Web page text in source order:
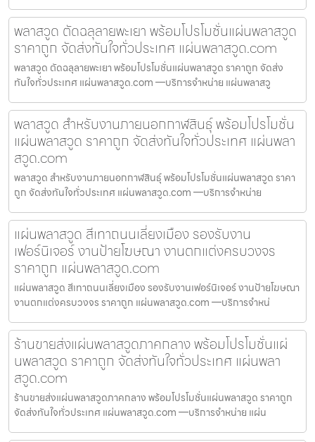
พลาสวูด ตัดฉลุลายพะเยา พร้อมโปรโมชั่นแผ่นพลาสวูด
ราคาถูก จัดส่งทันใจทั่วประเทศ แผ่นพลาสวูด.com
พลาสวูด ตัดฉลุลายพะเยา พร้อมโปรโมชั่นแผ่นพลาสวูด ราคาถูก จัดส่ง
ทันใจทั่วประเทศ แผ่นพลาสวูด.com —บริการจำหน่าย แผ่นพลาสวู
พลาสวูด สำหรับงานภายนอกกาฬสินธุ์ พร้อมโปรโมชั่น
แผ่นพลาสวูด ราคาถูก จัดส่งทันใจทั่วประเทศ แผ่นพลา
สวูด.com
พลาสวูด สำหรับงานภายนอกกาฬสินธุ์ พร้อมโปรโมชั่นแผ่นพลาสวูด ราคา
ถูก จัดส่งทันใจทั่วประเทศ แผ่นพลาสวูด.com —บริการจำหน่าย
แผ่นพลาสวูด สีเทาถนนเลี่ยงเมือง รองรับงาน
เฟอร์นิเจอร์ งานป้ายโฆษณา งานตกแต่งครบวงจร
ราคาถูก แผ่นพลาสวูด.com
แผ่นพลาสวูด สีเทาถนนเลี่ยงเมือง รองรับงานเฟอร์นิเจอร์ งานป้ายโฆษณา
งานตกแต่งครบวงจร ราคาถูก แผ่นพลาสวูด.com —บริการจำหน่
ร้านขายส่งแผ่นพลาสวูดภาคกลาง พร้อมโปรโมชั่นแผ่
นพลาสวูด ราคาถูก จัดส่งทันใจทั่วประเทศ แผ่นพลา
สวูด.com
ร้านขายส่งแผ่นพลาสวูดภาคกลาง พร้อมโปรโมชั่นแผ่นพลาสวูด ราคาถูก
จัดส่งทันใจทั่วประเทศ แผ่นพลาสวูด.com —บริการจำหน่าย แผ่น